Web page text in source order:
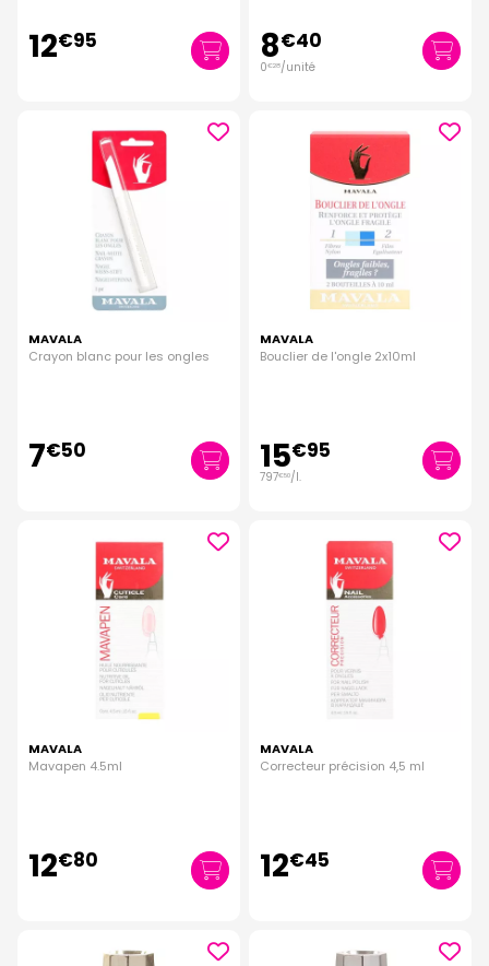
12€95 8€40
0€28/unité
MAVALA
Crayon blanc pour les ongles
7€50
MAVALA
Bouclier de l'ongle 2x10ml
15€95
797€50/l.
MAVALA
Mavapen 4.5ml
12€80
MAVALA
Correcteur précision 4,5 ml
12€45